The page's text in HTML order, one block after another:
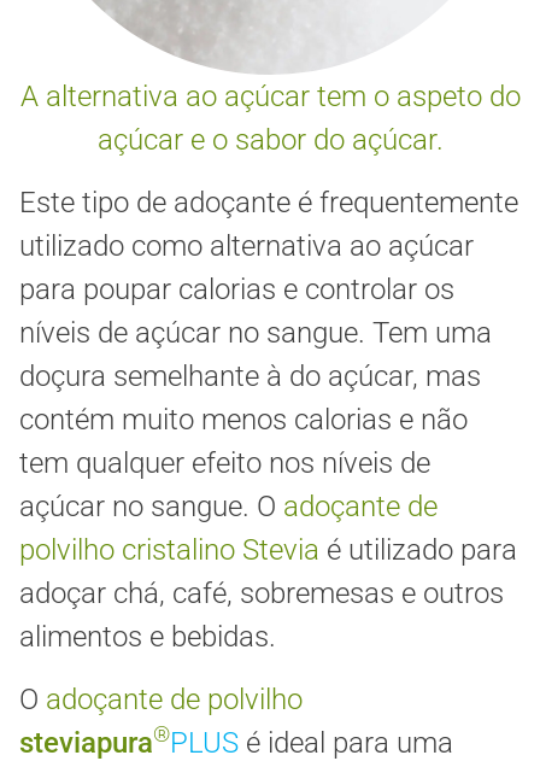
A alternativa ao açúcar tem o aspeto do
açúcar e o sabor do açúcar.
Este tipo de adoçante é frequentemente
utilizado como alternativa ao açúcar
para poupar calorias e controlar os
níveis de açúcar no sangue. Tem uma
doçura semelhante à do açúcar, mas
contém muito menos calorias e não
tem qualquer efeito nos níveis de
açúcar no sangue. O adoçante de
polvilho cristalino Stevia é utilizado para
adoçar chá, café, sobremesas e outros
alimentos e bebidas.
O adoçante de polvilho
steviapura®PLUS é ideal para uma